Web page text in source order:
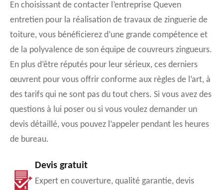
En choisissant de contacter l’entreprise Queven
entretien pour la réalisation de travaux de zinguerie de
toiture, vous bénéficierez d’une grande compétence et
de la polyvalence de son équipe de couvreurs zingueurs.
En plus d’être réputés pour leur sérieux, ces derniers
œuvrent pour vous offrir conforme aux règles de l’art, à
des tarifs qui ne sont pas du tout chers. Si vous avez des
questions à lui poser ou si vous voulez demander un
devis détaillé, vous pouvez l’appeler pendant les heures
de bureau.
Devis gratuit
Expert en couverture, qualité garantie, devis